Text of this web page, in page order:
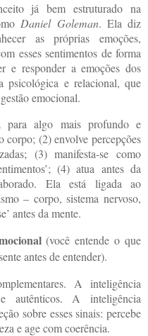
já bem estruturado na
Daniel Goleman. Ela diz
as próprias emoções,
esses sentimentos de forma
e responder a emoções dos
psicológica e relacional, que
emocional.
para algo mais profundo e
corpo; (2) envolve percepções
(3) manifesta-se como
(4) atua antes da
Ela está ligada ao
– corpo, sistema nervoso,
antes da mente.
(você entende o que
antes de entender).
A inteligência
autênticos. A inteligência
sobre esses sinais: percebe
e age com coerência.